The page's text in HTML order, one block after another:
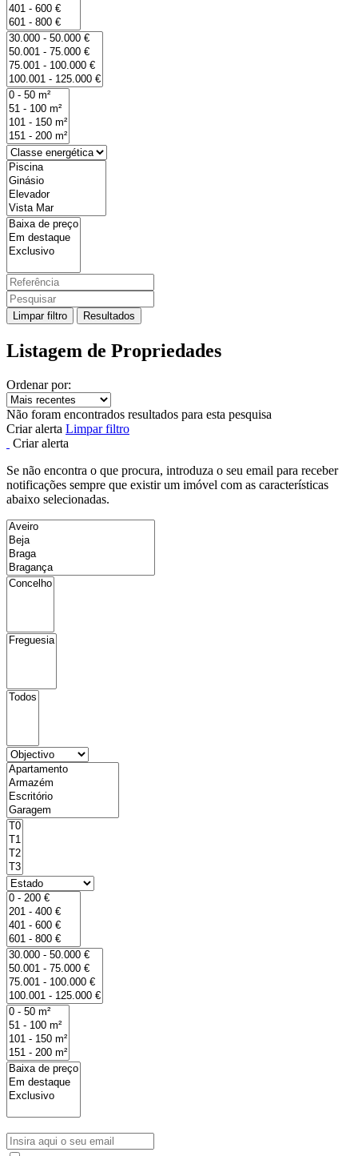
Limpar filtro Resultados
Listagem de Propriedades
Ordenar por:
Não foram encontrados resultados para esta pesquisa
Criar alerta Limpar filtro
Criar alerta
Se não encontra o que procura, introduza o seu email para receber
notificações sempre que existir um imóvel com as características
abaixo selecionadas.